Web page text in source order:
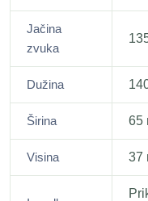
Jačina
zvuka
Dužina
Širina 65
Visina 37